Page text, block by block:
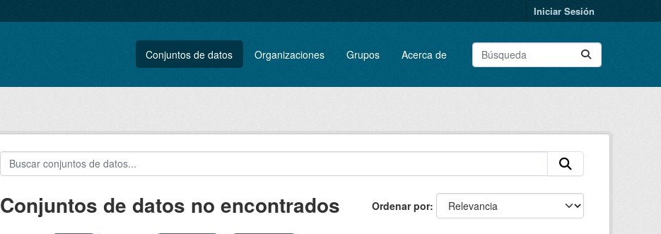
Iniciar Sesión
Conjuntos de datos Organizaciones Grupos Acerca de
Ordenar por
Conjuntos de datos no encontrados